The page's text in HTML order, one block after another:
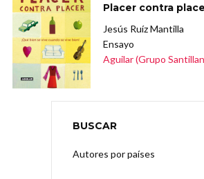
Placer contra
Jesús Ruíz Mantilla
Ensayo
Aguilar (Grupo
BUSCAR
Autores por países